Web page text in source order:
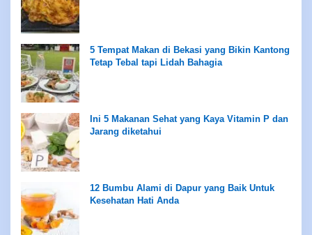
5 Tempat Makan di Bekasi yang Bikin Kantong
Tetap Tebal tapi Lidah Bahagia
Ini 5 Makanan Sehat yang Kaya Vitamin P dan
Jarang diketahui
12 Bumbu Alami di Dapur yang Baik Untuk
Kesehatan Hati Anda